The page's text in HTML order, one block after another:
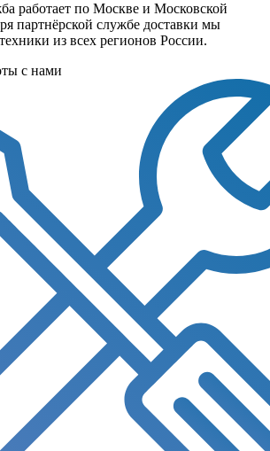
работает по Москве и Московской
партнёрской службе доставки мы
из всех регионов России.
с нами